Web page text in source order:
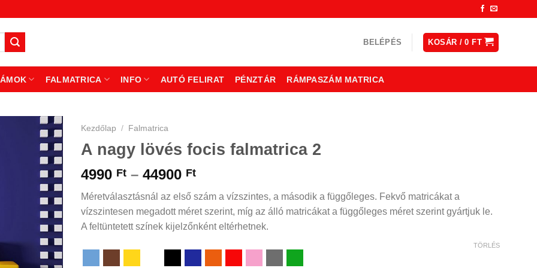
BELÉPÉS KOSÁR /0FT
FALMATRICA INFO AUTÓ FELIRAT PÉNZTÁR RÁMPASZÁM MATRICA
Kezdőlap / Falmatrica
A nagy lövés focis falmatrica 2
4990 Ft – 44900 FtÁrtartomány:
4990 Ft
-
44900 Ft
Méretválasztásnál az első szám a vízszintes, a második a függőleges. Fekvő matricákat a
vízszintesen megadott méret szerint, míg az álló matricákat a függőleges méret szerint gyártjuk le.
A feltüntetett színek kijelzőnként eltérhetnek.
TÖRLÉS